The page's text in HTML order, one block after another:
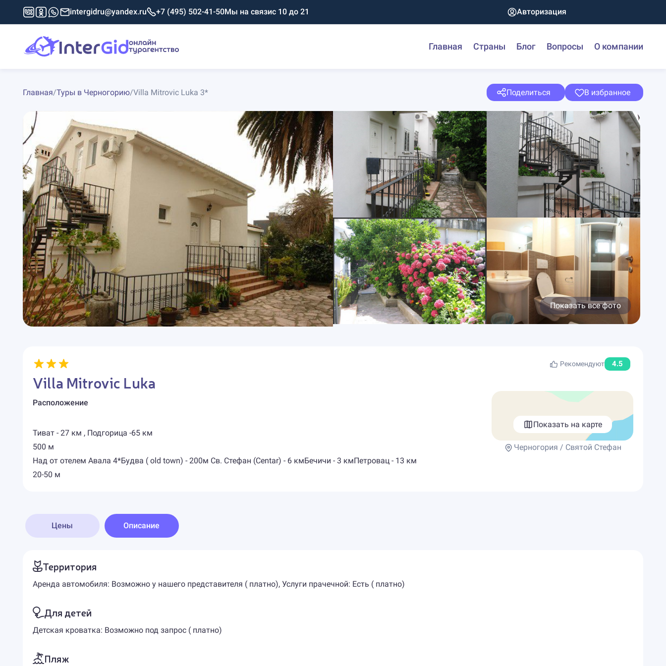
intergidru@yandex.ru +7 (495) 502-41-50Мы на связис 10 до 21 Авторизация
Главная Страны Блог Вопросы О компании
Главная/Туры в Черногорию/Villa Mitrovic Luka 3* Поделиться В избранное
Показать все фото
Рекомендуют 4.5
Villa Mitrovic Luka
Расположение
Тиват - 27 км , Подгорица -65 км
500 м
Над от отелем Авала 4*Будва ( old town) - 200м Св. Стефан (Centar) - 6 кмБечичи - 3 кмПетровац - 13 км
20-50 м
Показать на карте
Черногория / Святой Стефан
Цены Описание
Территория
Аренда автомобиля: Возможно у нашего представителя ( платно), Услуги прачечной: Есть ( платно)
Для детей
Детская кроватка: Возможно под запрос ( платно)
Пляж